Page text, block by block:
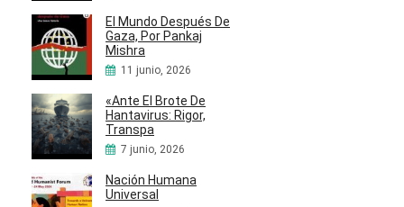
El Mundo Después De
Gaza, Por Pankaj
Mishra
11 junio, 2026
«Ante El Brote De
Hantavirus: Rigor,
Transpa
7 junio, 2026
Nación Humana
Universal